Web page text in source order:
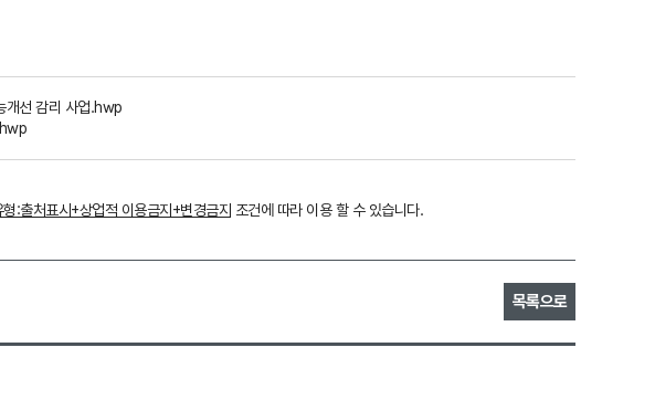
선 감리 사업.hwp
:출처표시+상업적 이용금지+변경금지 조건에 따라 이용 할 수 있습니다.
목록으로